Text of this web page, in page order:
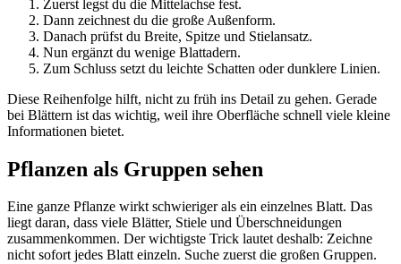
Zuerst legst du die Mittelachse fest.
Dann zeichnest du die große Außenform.
Danach prüfst du Breite, Spitze und Stielansatz.
Nun ergänzt du wenige Blattadern.
Zum Schluss setzt du leichte Schatten oder dunklere Linien.
Diese Reihenfolge hilft, nicht zu früh ins Detail zu gehen. Gerade
bei Blättern ist das wichtig, weil ihre Oberfläche schnell viele kleine
Informationen bietet.
Pflanzen als Gruppen sehen
Eine ganze Pflanze wirkt schwieriger als ein einzelnes Blatt. Das
liegt daran, dass viele Blätter, Stiele und Überschneidungen
zusammenkommen. Der wichtigste Trick lautet deshalb: Zeichne
nicht sofort jedes Blatt einzeln. Suche zuerst die großen Gruppen.